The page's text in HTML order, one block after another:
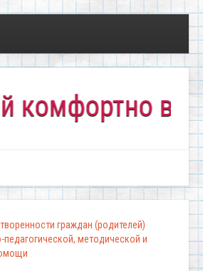
всем!"
граждан (родителей)
педагогической, методической и